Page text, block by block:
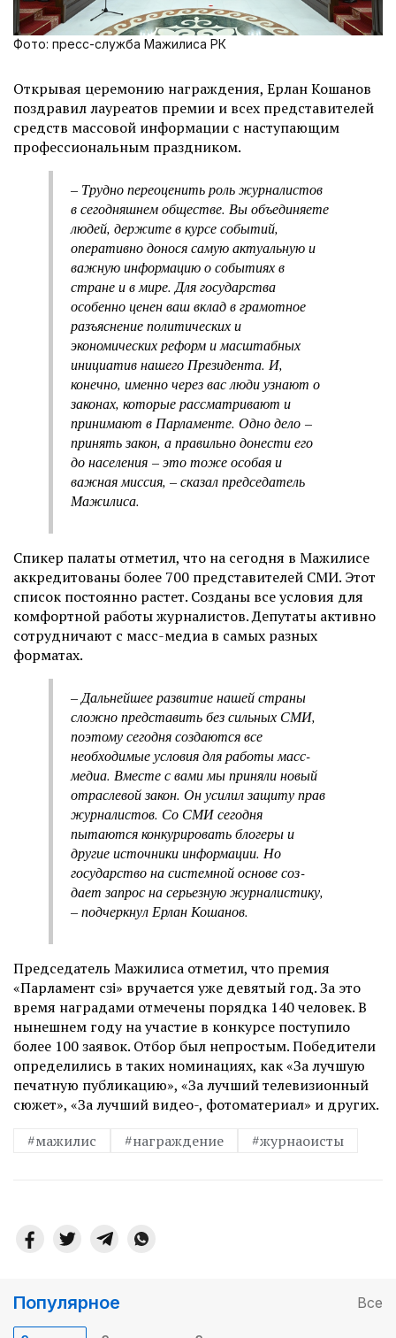
Фото: пресс-служба Мажилиса РК
Открывая церемонию награждения, Ерлан Кошанов
поздравил лауреатов премии и всех представителей
средств массовой информации с наступающим
профессиональным праздником.
– Трудно переоценить роль журналистов
в сегодняшнем обществе. Вы объеди­няете
людей, держите в курсе событий,
оперативно донося самую актуальную и
важную информацию о событиях в
стране и в мире. Для государства
особенно ценен ваш вклад в грамотное
разъяс­нение политических и
экономических реформ и масштабных
инициатив нашего Президента. И,
конечно, именно через вас люди узнают о
законах, которые рассматривают и
принимают в Парламен­те. Одно дело –
принять закон, а правильно донести его
до населения – это тоже особая и
важная миссия, – сказал председатель
Мажилиса.
Спикер палаты отметил, что на сегодня в Мажилисе
аккредитованы более 700 представителей СМИ. Этот
список постоянно растет. Созданы все условия для
комфортной работы журналистов. Депутаты активно
сотрудничают с масс-медиа в самых разных
форматах.
– Дальнейшее развитие нашей страны
сложно представить без сильных СМИ,
поэтому сегодня создаются все
необходимые условия для работы масс-
медиа. Вместе с вами мы приняли новый
отраслевой закон. Он усилил защиту прав
журналистов. Со СМИ сегодня
пытаются конкурировать блогеры и
другие источники информации. Но
государство на системной основе соз­
дает запрос на серьезную журналистику,
– подчеркнул Ерлан Кошанов.
Председатель Мажилиса отметил, что премия
«Парламент сөзі» вручается уже девятый год. За это
время наградами отмечены порядка 140 человек. В
нынешнем году на участие в конкурсе поступило
более 100 заявок. Отбор был непростым. Победители
определились в таких номинациях, как «За лучшую
печатную пуб­ликацию», «За лучший телевизионный
сюжет», «За лучший видео-, фотоматериал» и других.
#мажилис
#награждение #журнаоисты
Популярное Все